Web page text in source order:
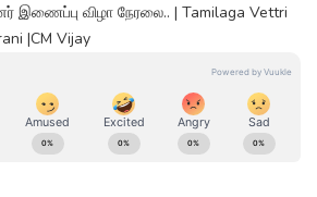
இணைப்பு விழா நேரலை.. | Tamilaga Vettri
|CM Vijay